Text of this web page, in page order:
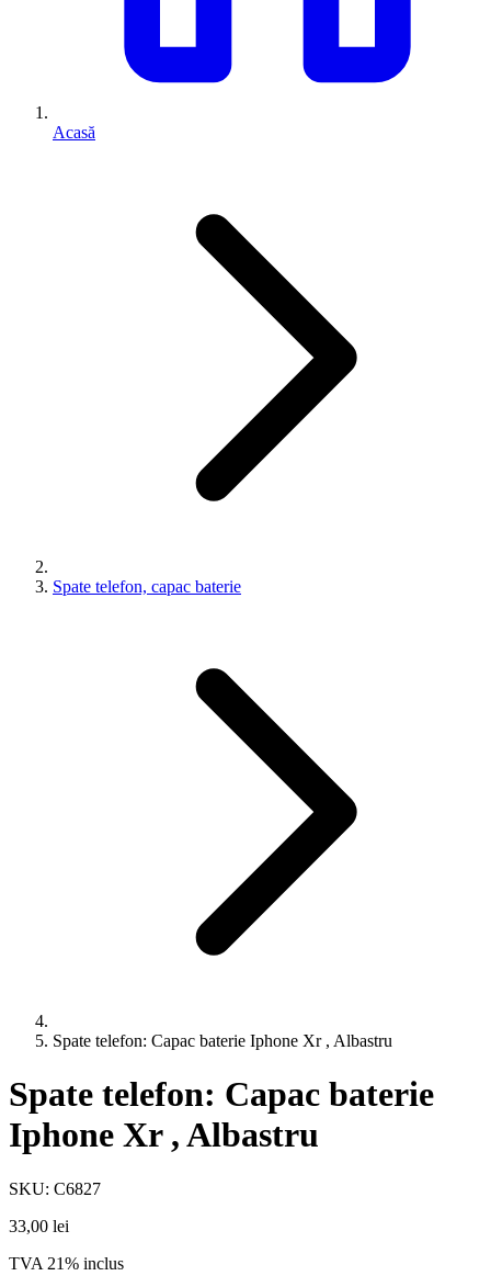
Acasă
Spate telefon, capac baterie
Spate telefon: Capac baterie Iphone Xr , Albastru
Spate telefon: Capac baterie
Iphone Xr , Albastru
SKU: C6827
33,00 lei
TVA 21% inclus